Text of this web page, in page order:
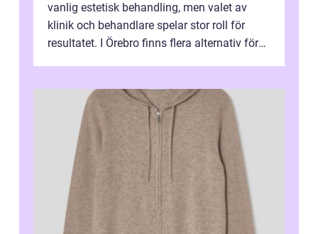
vanlig estetisk behandling, men valet av
klinik och behandlare spelar stor roll för
resultatet. I Örebro finns flera alternativ för